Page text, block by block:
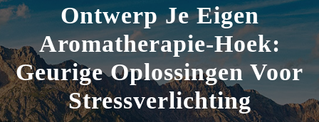
Ontwerp Je Eigen
Aromatherapie-Hoek:
Geurige Oplossingen Voor
Stressverlichting